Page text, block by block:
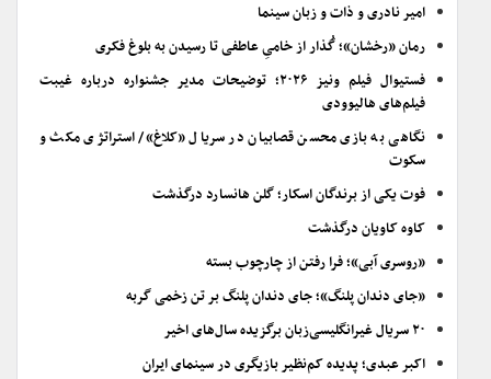
امیر نادری و ذات و زبان سینما
رمان «رخشان»؛ گُذار از خامیِ عاطفی تا رسیدن به بلوغ فکری
فستیوال فیلم ونیز ۲۰۲۶؛ توضیحات مدیر جشنواره درباره غیبت
فیلم‌های هالیوودی
نگاهی به بازی محسن قصابیان در سریال «کلاغ»/ استراتژی مکث و
سکوت
فوت یکی از برندگان اسکار؛ گلن هانسارد درگذشت
کاوه کاویان درگذشت
«روسری آبی»؛ فرا رفتن از چارچوب بسته
«جای دندان پلنگ»؛ جای دندان پلنگ بر تن زخمی گربه
۲۰ سریال غیرانگلیسی‌زبان برگزیده سال‌های اخیر
اکبر عبدی؛ پدیده کم‌نظیر بازیگری در سینمای ایران